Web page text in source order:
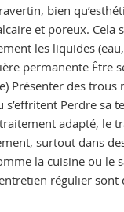
bien
et poreux. Cela
les liquides
permanente Être
Présenter des trous
s’effritent Perdre sa
adapté, le
surtout dans
la cuisine ou le
régulier sont